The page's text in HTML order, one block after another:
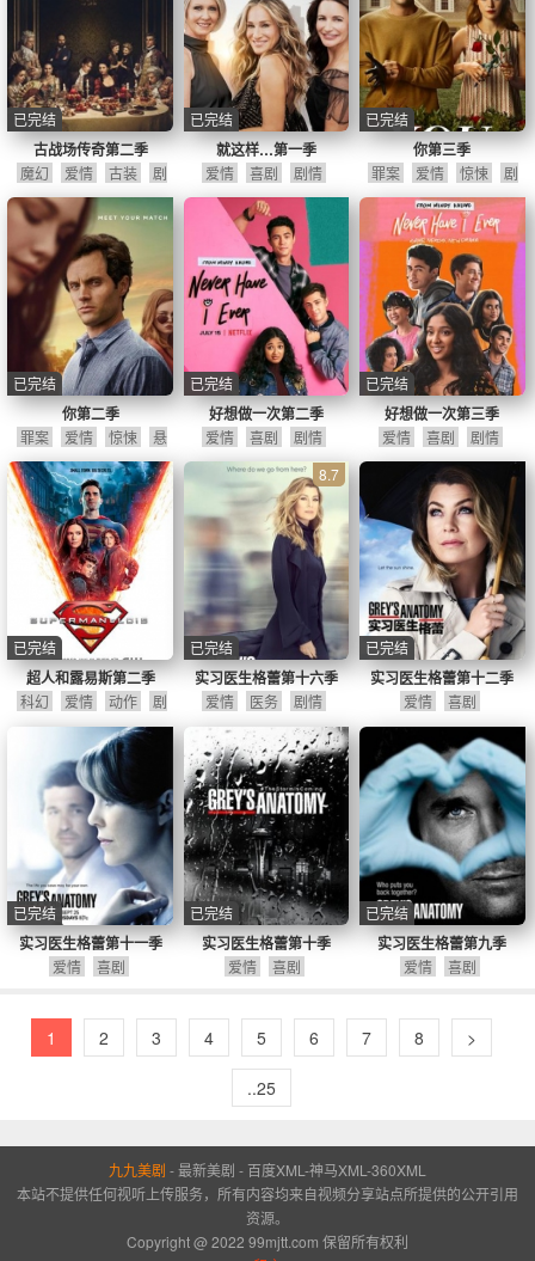
古战场传奇第二季
已完结
魔幻 爱情 古装
剧
情
就这样…第一季
已完结
爱情 喜剧 剧情
你第三季
已完结
罪案 爱情 惊悚
剧
情
你第二季
已完结
罪案 爱情 惊悚
悬
疑
好想做一次第二季
已完结
爱情 喜剧 剧情
好想做一次第三季
已完结
爱情 喜剧 剧情
超人和露易斯第二季
已完结
科幻 爱情 动作
剧
情
冒险
实习医生格蕾第十六季
8.7
已完结
爱情 医务 剧情
实习医生格蕾第十二季
已完结
爱情 喜剧
实习医生格蕾第十一季
已完结
爱情 喜剧
实习医生格蕾第十季
已完结
爱情 喜剧
实习医生格蕾第九季
已完结
爱情 喜剧
1 2 3 4 5 6 7 8 >
..25
九九美剧 -最新美剧 - 百度XML -神马XML -360XML
本站不提供任何视听上传服务，所有内容均来自视频分享站点所提供的公开引用
资源。
Copyright @ 2022 99mjtt.com 保留所有权利